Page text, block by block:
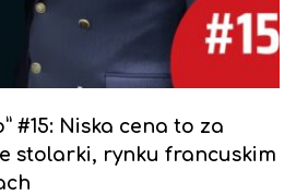
#15: Niska cena to za
stolarki, rynku francuskim